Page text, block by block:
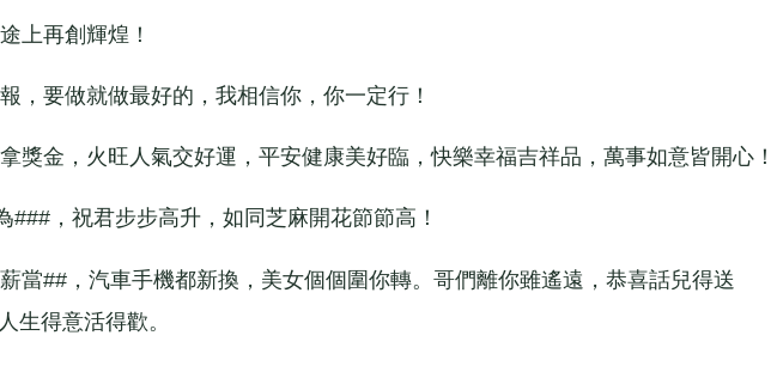
再創輝煌！
要做就做最好的，我相信你，你一定行！
金，火旺人氣交好運，平安健康美好臨，快樂幸福吉祥品，萬事如意皆開心！
，祝君步步高升，如同芝麻開花節節高！
##，汽車手機都新換，美女個個圍你轉。哥們離你雖遙遠，恭喜話兒得送
生得意活得歡。